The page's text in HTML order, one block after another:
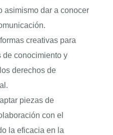
asimismo dar a conocer
creativas para
de conocimiento y
derechos de
piezas de
con el
la eficacia en la